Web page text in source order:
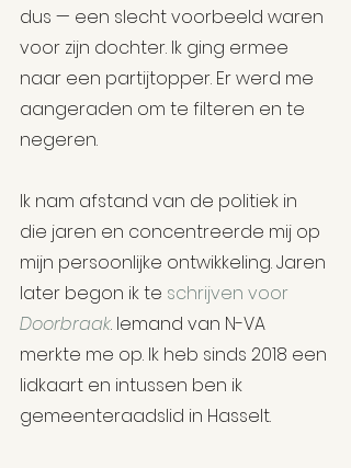
dus — een slecht voorbeeld waren
voor zijn dochter. Ik ging ermee
naar een partijtopper. Er werd me
aangeraden om te filteren en te
negeren.
Ik nam afstand van de politiek in
die jaren en concentreerde mij op
mijn persoonlijke ontwikkeling. Jaren
later begon ik te schrijven voor
Doorbraak. Iemand van N-VA
merkte me op. Ik heb sinds 2018 een
lidkaart en intussen ben ik
gemeenteraadslid in Hasselt.